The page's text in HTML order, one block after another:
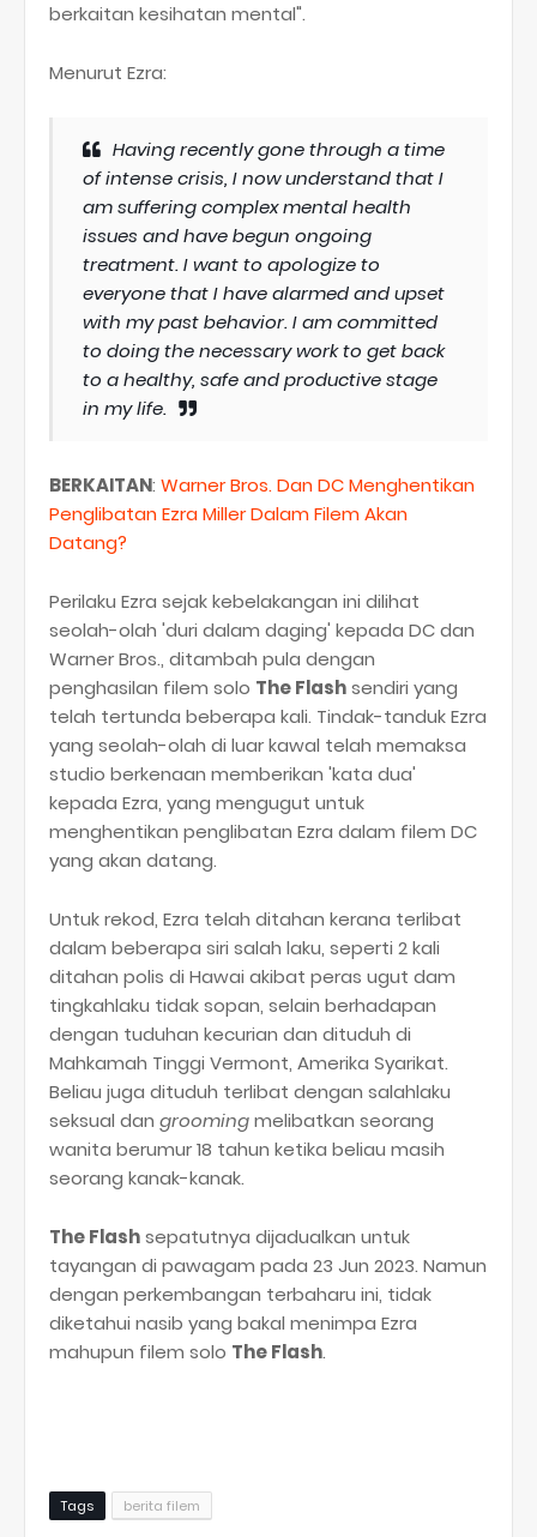
berkaitan kesihatan mental".
Menurut Ezra:
Having recently gone through a time
of intense crisis, I now understand that I
am suffering complex mental health
issues and have begun ongoing
treatment. I want to apologize to
everyone that I have alarmed and upset
with my past behavior. I am committed
to doing the necessary work to get back
to a healthy, safe and productive stage
in my life.
BERKAITAN: Warner Bros. Dan DC Menghentikan
Penglibatan Ezra Miller Dalam Filem Akan
Datang?
Perilaku Ezra sejak kebelakangan ini dilihat
seolah-olah 'duri dalam daging' kepada DC dan
Warner Bros., ditambah pula dengan
penghasilan filem solo The Flashsendiri yang
telah tertunda beberapa kali. Tindak-tanduk Ezra
yang seolah-olah di luar kawal telah memaksa
studio berkenaan memberikan 'kata dua'
kepada Ezra, yang mengugut untuk
menghentikan penglibatan Ezra dalam filem DC
yang akan datang.
Untuk rekod, Ezra telah ditahan kerana terlibat
dalam beberapa siri salah laku, seperti 2 kali
ditahan polis di Hawai akibat peras ugut dam
tingkahlaku tidak sopan, selain berhadapan
dengan tuduhan kecurian dan dituduh di
Mahkamah Tinggi Vermont, Amerika Syarikat.
Beliau juga dituduh terlibat dengan salahlaku
seksual dan groomingmelibatkan seorang
wanita berumur 18 tahun ketika beliau masih
seorang kanak-kanak.
The Flashsepatutnya dijadualkan untuk
tayangan di pawagam pada 23 Jun 2023. Namun
dengan perkembangan terbaharu ini, tidak
diketahui nasib yang bakal menimpa Ezra
mahupun filem solo The Flash.
Tags berita filem